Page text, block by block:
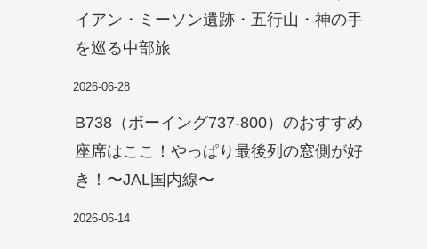
イアン・ミーソン遺跡・五行山・神の手
を巡る中部旅
2026-06-28
B738（ボーイング737-800）のおすすめ
座席はここ！やっぱり最後列の窓側が好
き！〜JAL国内線〜
2026-06-14